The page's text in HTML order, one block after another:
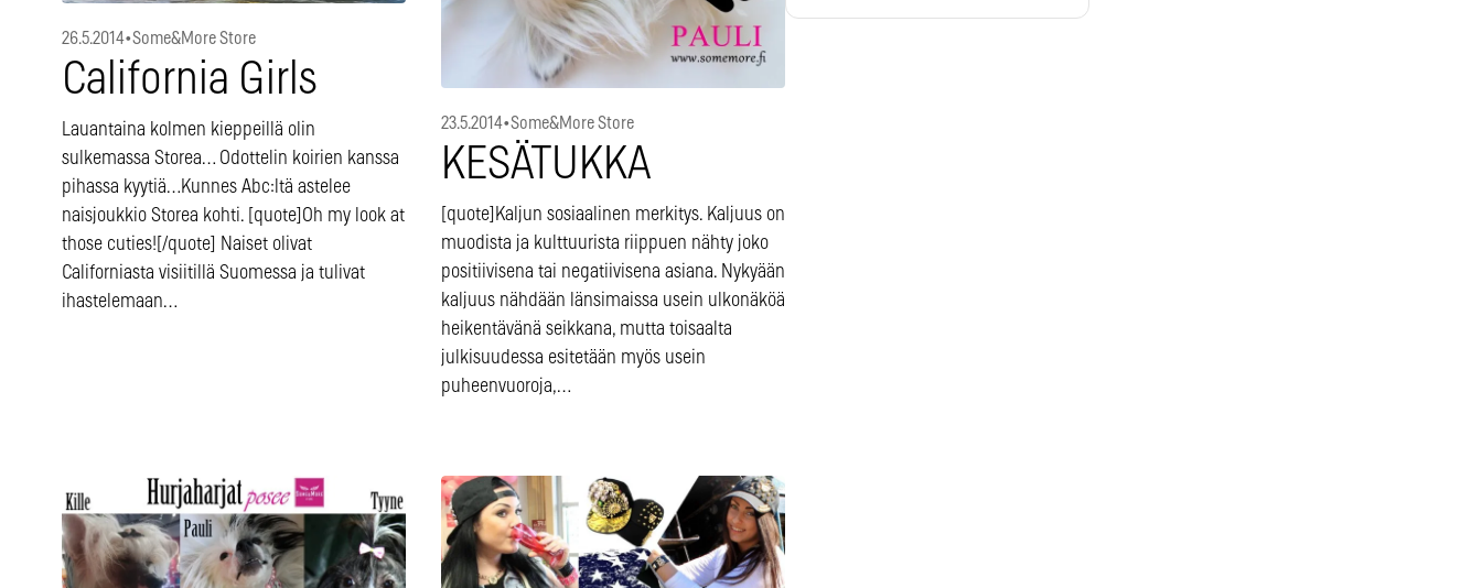
26.5.2014•Some&More Store
California Girls
Lauantaina kolmen kieppeillä olin
sulkemassa Storea… Odottelin koirien kanssa
pihassa kyytiä…Kunnes Abc:ltä astelee
naisjoukkio Storea kohti. [quote]Oh my look at
those cuties![/quote] Naiset olivat
Californiasta visiitillä Suomessa ja tulivat
ihastelemaan…
23.5.2014•Some&More Store
KESÄTUKKA
[quote]Kaljun sosiaalinen merkitys. Kaljuus on
muodista ja kulttuurista riippuen nähty joko
positiivisena tai negatiivisena asiana. Nykyään
kaljuus nähdään länsimaissa usein ulkonäköä
heikentävänä seikkana, mutta toisaalta
julkisuudessa esitetään myös usein
puheenvuoroja,…